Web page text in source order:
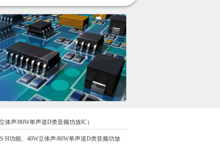
体声/80W单声道D类音频功放IC）
H功能、40W立体声/80W单声道D类音频功放